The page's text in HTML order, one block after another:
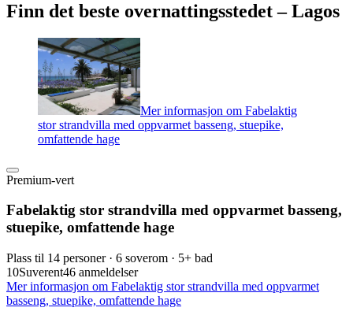
Finn det beste overnattingsstedet – Lagos
Mer informasjon om Fabelaktig
stor strandvilla med oppvarmet basseng, stuepike,
omfattende hage
Premium-vert
Fabelaktig stor strandvilla med oppvarmet basseng,
stuepike, omfattende hage
Plass til 14 personer · 6 soverom · 5+ bad
10Suverent46 anmeldelser
Mer informasjon om Fabelaktig stor strandvilla med oppvarmet
basseng, stuepike, omfattende hage